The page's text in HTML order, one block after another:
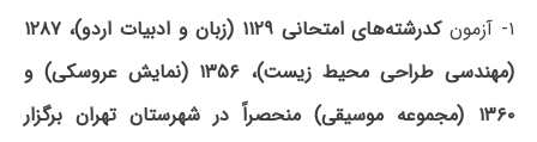
۱- آزمون‌
کدرشته‌‌های امتحانی ۱۱۲۹ (زبان و ادبیات اردو)، ۱۲۸۷
(مهندسی طراحی محیط زیست)، ۱۳۵۶ (نمایش عروسکی) و
‌‌۱۳۶۰ (مجموعه موسیقی‌) منحصراً در شهرستان تهران‌ برگزار